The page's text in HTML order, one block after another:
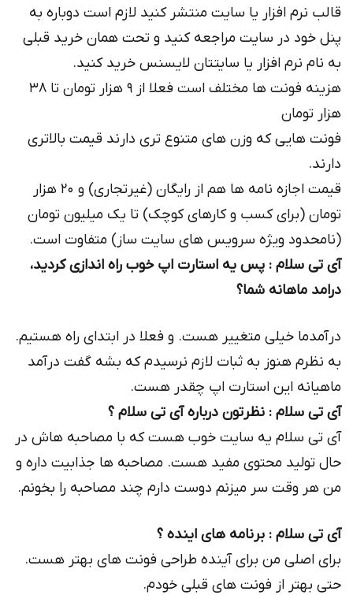
قالب نرم افزار یا سایت منتشر کنید لازم است دوباره به
پنل خود در سایت مراجعه کنید و تحت همان خرید قبلی
به نام نرم افزار یا سایتتان لایسنس خرید کنید.
هزینه فونت ها مختلف است فعلا از ۹ هزار تومان تا ۳۸
هزار تومان
فونت هایی که وزن های متنوع تری دارند قیمت بالاتری
دارند.
قیمت اجازه نامه ها هم از رایگان (غیرتجاری) و ۲۰ هزار
تومان (برای کسب و کارهای کوچک) تا یک میلیون تومان
(نامحدود ویژه سرویس های سایت ساز) متفاوت است.
آی تی سلام : پس یه استارت اپ خوب راه اندازی كردید،
درامد ماهانه شما؟
درآمدما خیلی متغییر هست. و فعلا در ابتدای راه هستیم.
به نظرم هنوز به ثبات لازم نرسیدم که بشه گفت درآمد
ماهیانه این استارت اپ چقدر هست.
آی تی سلام : نظرتون درباره آی تی سلام ؟
آی تی سلام یه سایت خوب هست که با مصاحبه هاش در
حال تولید محتوی مفید هست. مصاحبه ها جذابیت داره و
من هر وقت سر میزنم دوست دارم چند مصاحبه را بخونم.
آی تی سلام : برنامه های اینده ؟
برای اصلی من برای آینده طراحی فونت های بهتر هست.
حتی بهتر از فونت های قبلی خودم.